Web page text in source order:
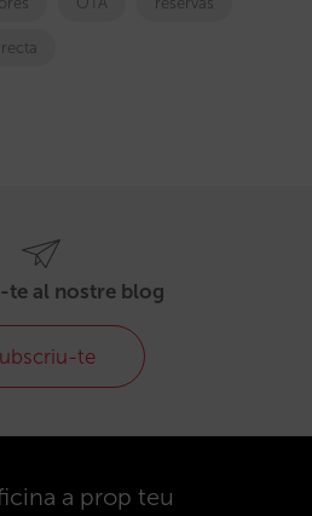
te al nostre blog
te
a prop teu